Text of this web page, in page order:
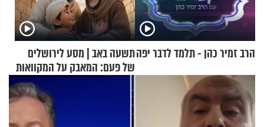
הרב זמיר כהן - תלמד לדבר יפהתשעה באב | מסע לירושלים
של פעם: המאבק על המקוואות